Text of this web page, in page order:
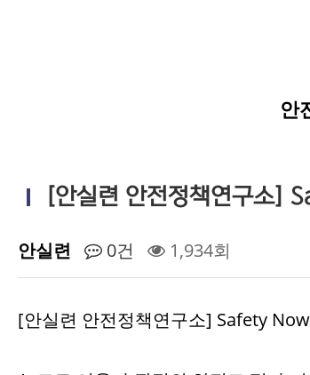
안
[안실련 안전정책연구소
안실련 0건 1,934회
[안실련 안전정책연구소] Safety